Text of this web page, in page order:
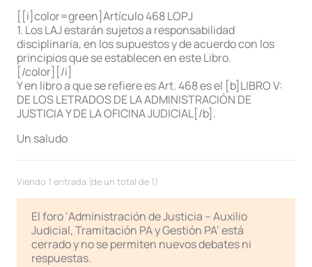
[[i]color=green]Artículo 468 LOPJ
1. Los LAJ estarán sujetos a responsabilidad
disciplinaria, en los supuestos y de acuerdo con los
principios que se establecen en este Libro.
[/color][/i]
Y en libro a que se refiere es Art. 468 es el [b]LIBRO V:
DE LOS LETRADOS DE LA ADMINISTRACIÓN DE
JUSTICIA Y DE LA OFICINA JUDICIAL[/b].
Un saludo
Viendo 1 entrada (de un total de 1)
El foro ‘Administración de Justicia – Auxilio
Judicial, Tramitación PA y Gestión PA’ está
cerrado y no se permiten nuevos debates ni
respuestas.